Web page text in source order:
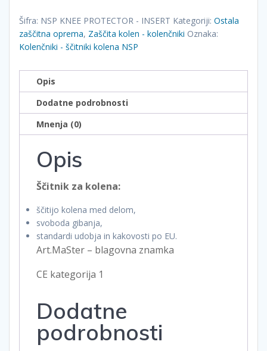
NSP
količina
Šifra: NSP KNEE PROTECTOR - INSERT Kategoriji: Ostala
zaščitna oprema, Zaščita kolen - kolenčniki Oznaka:
Kolenčniki - ščitniki kolena NSP
Opis
Dodatne podrobnosti
Mnenja (0)
Opis
Ščitnik za kolena:
ščitijo kolena med delom,
svoboda gibanja,
standardi udobja in kakovosti po EU.
Art.MaSter – blagovna znamka
CE kategorija 1
Dodatne
podrobnosti